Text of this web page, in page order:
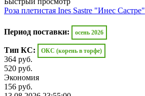
Роза плетистая Ines Sastre "Инес Састре"
Период поставки: осень 2026
Тип КС: ОКС (корень в торфе)
364 руб.
520 руб.
Экономия
156 руб.